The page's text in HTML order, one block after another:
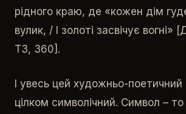
рідного краю, де «кожен дім
вулик, / І золоті засвічує вогні»
Т3, 360].
І увесь цей художньо-поетичний
цілком символічний. Символ –